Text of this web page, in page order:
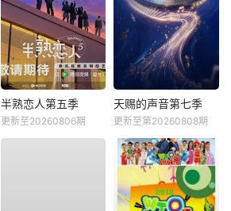
半熟恋人第五季
更新至20260806期
天赐的声音第七季
更新至第20260808期